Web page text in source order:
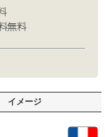
イメージ